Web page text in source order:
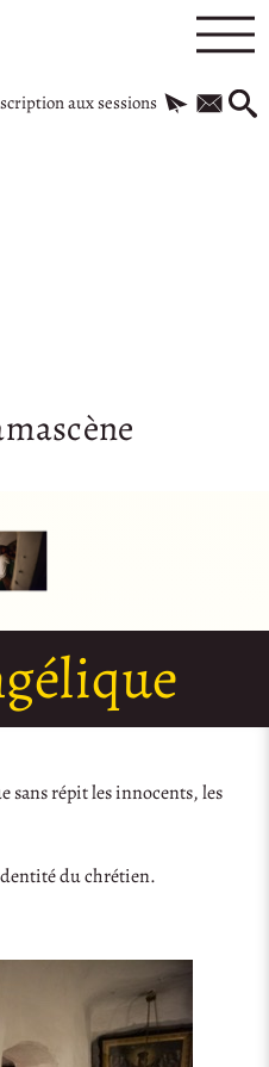
aux sessions
sans répit les innocents, les
du chrétien.